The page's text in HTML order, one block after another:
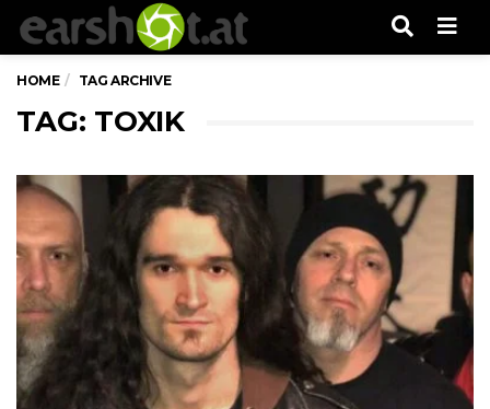
HOME TAG ARCHIVE
TAG: TOXIK